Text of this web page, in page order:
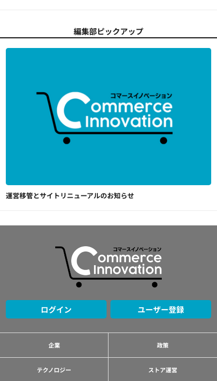
編集部ピックアップ
運営移管とサイトリニューアルのお知らせ
ログイン ユーザー登録
企業 政策
テクノロジー ストア運営